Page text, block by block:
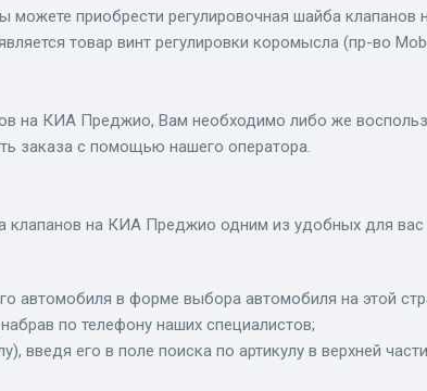
можете приобрести регулировочная шайба
товар винт регулировки коромысла (пр-во
на КИА Преджио, Вам необходимо либо же
заказа с помощью нашего оператора.
клапанов на КИА Преджио одним из удобных для вас
автомобиля в форме выбора автомобиля на этой
по телефону наших специалистов;
введя его в поле поиска по артикулу в верхней